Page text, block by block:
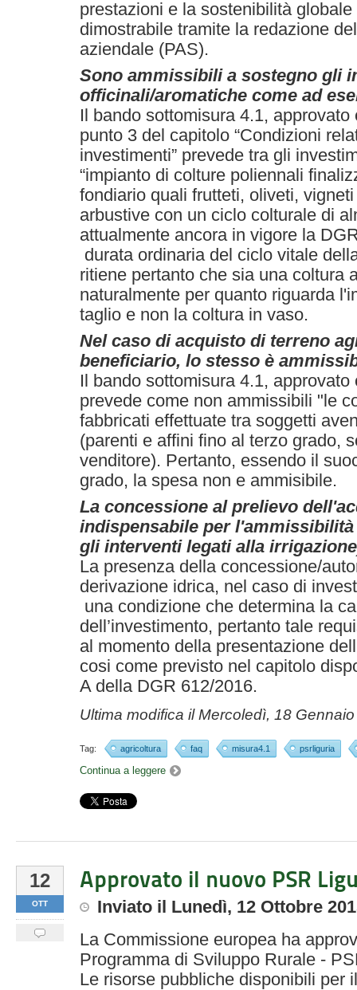
prestazioni e la sostenibilità
dimostrabile tramite la redazione
aziendale (PAS).
Sono ammissibili a sostegno gli
officinali/aromatiche come ad
Il bando sottomisura 4.1,
punto 3 del capitolo “Condizioni
investimenti” prevede tra gli
“impianto di colture poliennali
fondiario quali frutteti, oliveti,
arbustive con un ciclo colturale di
attualmente ancora in vigore la
durata ordinaria del ciclo vitale
ritiene pertanto che sia una coltura
naturalmente per quanto riguarda
taglio e non la coltura in vaso.
Nel caso di acquisto di terreno
beneficiario, lo stesso è
Il bando sottomisura 4.1,
prevede come non ammissibili "le
fabbricati effettuate tra soggetti
(parenti e affini fino al terzo grado,
venditore). Pertanto, essendo il
grado, la spesa non e ammisibile.
La concessione al prelievo
indispensabile per
gli interventi legati alla
La presenza della concessione/
derivazione idrica, nel caso di
una condizione che determina la
dell’investimento, pertanto tale
al momento della presentazione
cosi come previsto nel capitolo
A della DGR 612/2016.
Ultima modifica ilMercoledì, 18
Tag: agricoltura faq misura4.1 psrliguria
Continua a leggere
12
OTT
Approvato il nuovo PSR
Inviato il Lunedì, 12 Ottobre
La Commissione europea ha
Programma di Sviluppo Rurale -
Le risorse pubbliche disponibili per